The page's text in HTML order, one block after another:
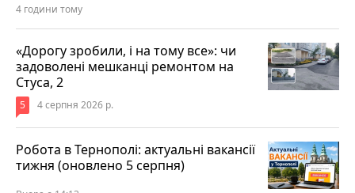
4 години тому
«Дорогу зробили, і на тому все»: чи
задоволені мешканці ремонтом на
Стуса, 2
5 4 серпня 2026 р.
Робота в Тернополі: актуальні вакансії
тижня (оновлено 5 серпня)